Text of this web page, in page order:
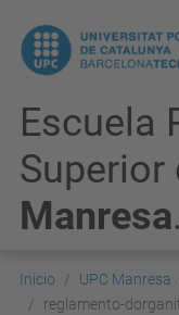
Escuela
Superior
Manresa
Inicio UPC Manresa
reglamento-